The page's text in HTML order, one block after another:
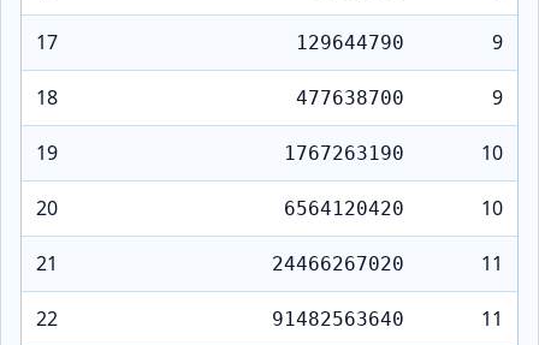
17 129644790 9
18 477638700 9
19 1767263190 10
20 6564120420 10
21 24466267020 11
22 91482563640 11